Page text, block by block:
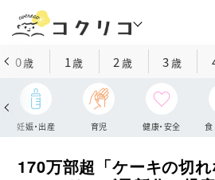
0歳 1歳 2 歳 3歳
妊娠・出産 育児 健康・安全 食
170万部超「ケーキの切